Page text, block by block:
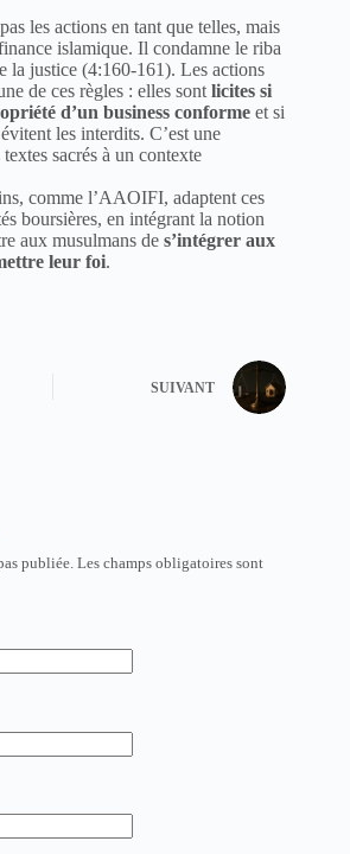
les actions en tant que telles, mais
islamique. Il condamne le riba
la justice (4:160-161). Les actions
de ces règles : elles sont licites si
d’un business conforme et si
les interdits. C’est une
sacrés à un contexte
comme l’AAOIFI, adaptent ces
boursières, en intégrant la notion
aux musulmans de s’intégrer aux
leur foi.
SUIVANT
publiée. Les champs obligatoires sont